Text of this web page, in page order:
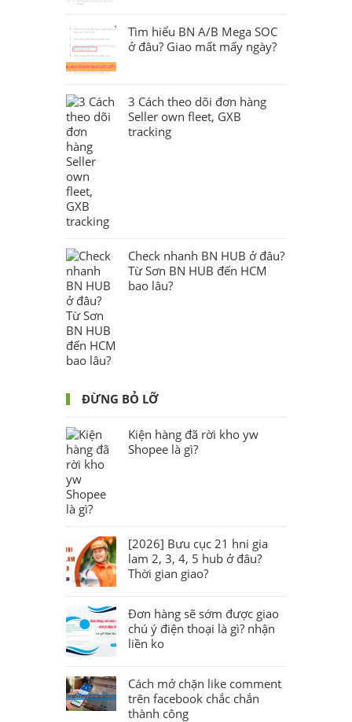
Tìm hiểu BN A/B Mega SOC
ở đâu? Giao mất mấy ngày?
3 Cách theo dõi đơn hàng
Seller own fleet, GXB
tracking
Check nhanh BN HUB ở đâu?
Từ Sơn BN HUB đến HCM
bao lâu?
ĐỪNG BỎ LỠ
Kiện hàng đã rời kho yw
Shopee là gì?
[2026] Bưu cục 21 hni gia
lam 2, 3, 4, 5 hub ở đâu?
Thời gian giao?
Đơn hàng sẽ sớm được giao
chú ý điện thoại là gì? nhận
liền ko
Cách mở chặn like comment
trên facebook chắc chắn
thành công